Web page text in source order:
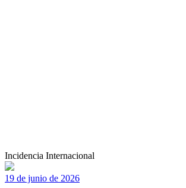
Incidencia Internacional
19 de junio de 2026